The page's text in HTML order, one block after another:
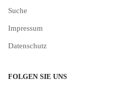
Suche
Impressum
Datenschutz
FOLGEN SIE UNS